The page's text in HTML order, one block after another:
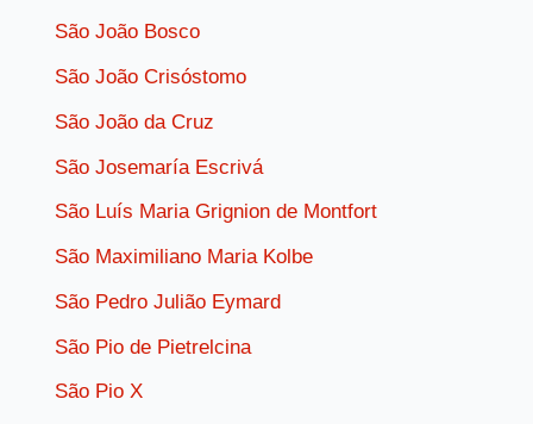
São João Bosco
São João Crisóstomo
São João da Cruz
São Josemaría Escrivá
São Luís Maria Grignion de Montfort
São Maximiliano Maria Kolbe
São Pedro Julião Eymard
São Pio de Pietrelcina
São Pio X